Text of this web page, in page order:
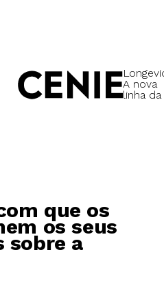
A nova
linha da
que os
os seus
sobre a